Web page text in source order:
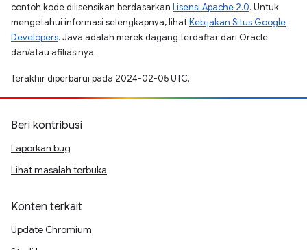
contoh kode dilisensikan berdasarkan Lisensi Apache 2.0. Untuk
mengetahui informasi selengkapnya, lihatKebijakan Situs Google
Developers. Java adalah merek dagang terdaftar dari Oracle
dan/atau afiliasinya.
Terakhir diperbarui pada 2024-02-05 UTC.
Beri kontribusi
Laporkan bug
Lihat masalah terbuka
Konten terkait
Update Chromium